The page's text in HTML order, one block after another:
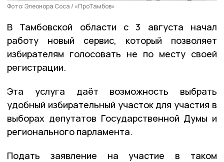
Фото: Элеонора Соса / «ПроТамбов»
В Тамбовской области с 3 августа начал
работу новый сервис, который позволяет
избирателям голосовать не по месту своей
регистрации.
Эта услуга даёт возможность выбрать
удобный избирательный участок для участия в
выборах депутатов Государственной Думы и
регионального парламента.
Подать заявление на участие в таком